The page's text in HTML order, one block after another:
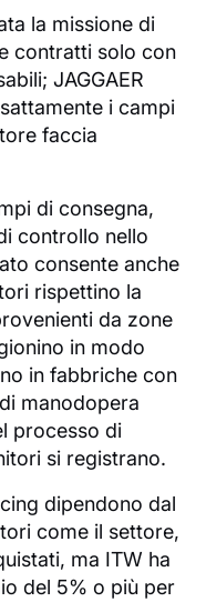
la missione di
contratti solo con
JAGGAER
i campi
faccia
di consegna,
controllo nello
consente anche
rispettino la
da zone
in modo
in fabbriche con
manodopera
processo di
si registrano.
dipendono dal
come il settore,
ma ITW ha
del 5% o più per